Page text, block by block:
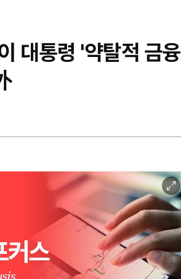
대통령 '약탈적 금
이
미
지
확
대